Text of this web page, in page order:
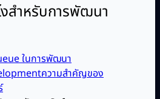
สำหรับการพัฒนา
ในการพัฒนา
ความสำคัญของ